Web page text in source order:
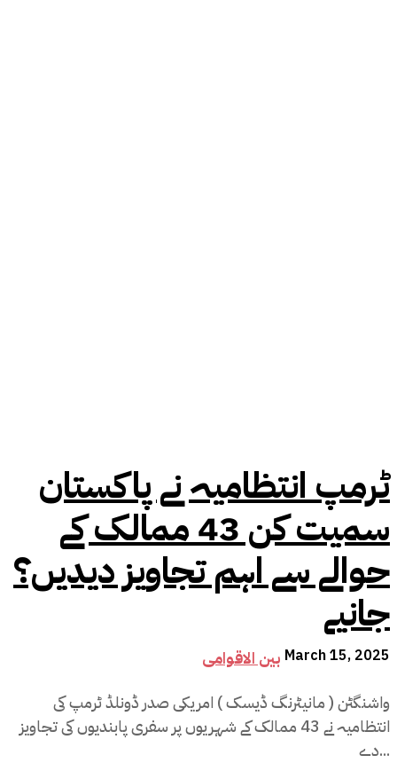
ٹرمپ انتظامیہ نے پاکستان
سمیت کن 43 ممالک کے
حوالے سے اہم تجاویز دیدیں؟
جانیے
بین الاقوامی March 15, 2025
واشنگٹن ( مانیٹرنگ ڈیسک ) امریکی صدر ڈونلڈ ٹرمپ کی
انتظامیہ نے 43 ممالک کے شہریوں پر سفری پابندیوں کی تجاویز
دے...